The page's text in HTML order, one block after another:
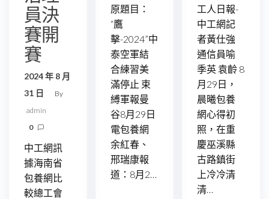
員決
賽開
賽
2024 年 8 月
31 日
By
admin
0
中工網訊
據海南省
包養網比
較總工會
原題目：
“鷹
擊-2024”中
泰空軍結
合練習美
滿停止 束
縛軍報曼
谷8月29日
電包養網
余紅春、
邢瑞康報
道：8月2…
工人日報-
中工網記
者黃仕強
通信員喻
季英 袁齡 8
月29日，
晨曦包養
網心得初
照，在重
慶巫溪縣
古路鎮街
上冷冷清
清…